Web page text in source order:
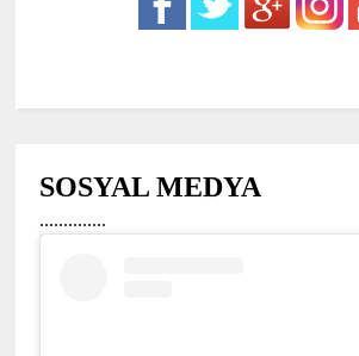
SOSYAL MEDYA
..............